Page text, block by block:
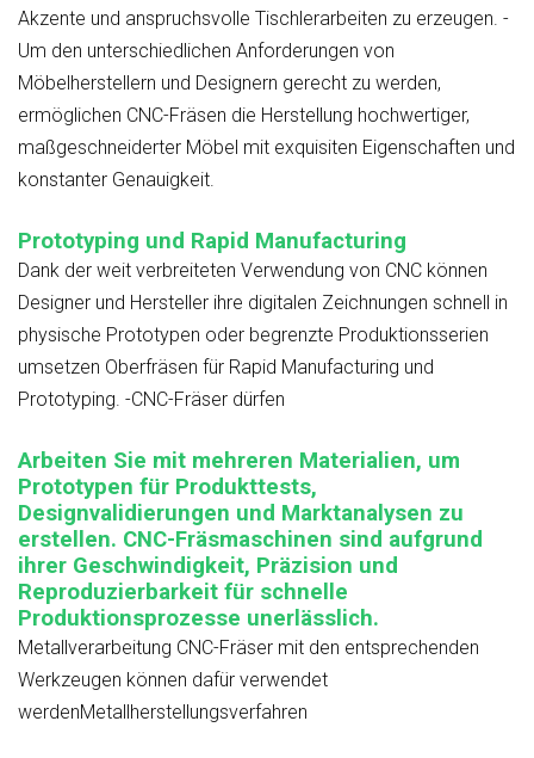
Akzente und anspruchsvolle Tischlerarbeiten zu erzeugen. -
Um den unterschiedlichen Anforderungen von
Möbelherstellern und Designern gerecht zu werden,
ermöglichen CNC-Fräsen die Herstellung hochwertiger,
maßgeschneiderter Möbel mit exquisiten Eigenschaften und
konstanter Genauigkeit.
Prototyping und Rapid Manufacturing
Dank der weit verbreiteten Verwendung von CNC können
Designer und Hersteller ihre digitalen Zeichnungen schnell in
physische Prototypen oder begrenzte Produktionsserien
umsetzen Oberfräsen für Rapid Manufacturing und
Prototyping. -CNC-Fräser dürfen
Arbeiten Sie mit mehreren Materialien, um
Prototypen für Produkttests,
Designvalidierungen und Marktanalysen zu
erstellen. CNC-Fräsmaschinen sind aufgrund
ihrer Geschwindigkeit, Präzision und
Reproduzierbarkeit für schnelle
Produktionsprozesse unerlässlich.
Metallverarbeitung CNC-Fräser mit den entsprechenden
Werkzeugen können dafür verwendet
werdenMetallherstellungsverfahren